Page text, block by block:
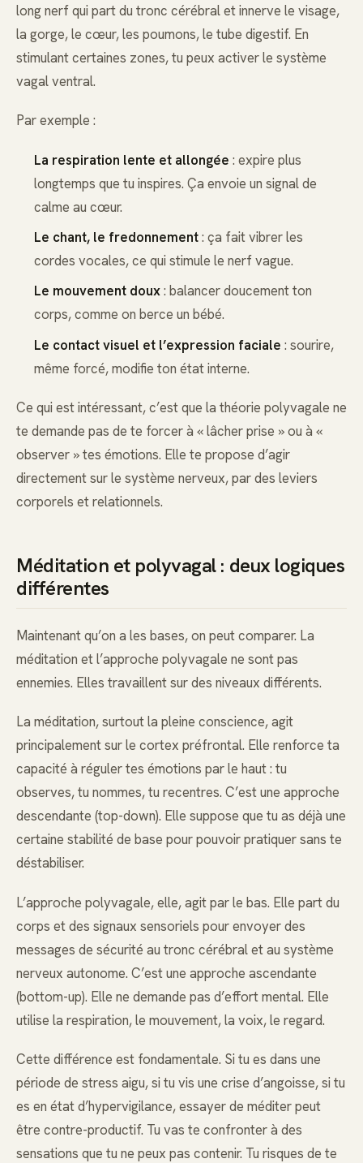
long nerf qui part du tronc cérébral et innerve le visage,
la gorge, le cœur, les poumons, le tube digestif. En
stimulant certaines zones, tu peux activer le système
vagal ventral.
Par exemple :
La respiration lente et allongée : expire plus
longtemps que tu inspires. Ça envoie un signal de
calme au cœur.
Le chant, le fredonnement: ça fait vibrer les
cordes vocales, ce qui stimule le nerf vague.
Le mouvement doux: balancer doucement ton
corps, comme on berce un bébé.
Le contact visuel et l’expression faciale : sourire,
même forcé, modifie ton état interne.
Ce qui est intéressant, c’est que la théorie polyvagale ne
te demande pas de te forcer à « lâcher prise » ou à «
observer » tes émotions. Elle te propose d’agir
directement sur le système nerveux, par des leviers
corporels et relationnels.
Méditation et polyvagal : deux logiques
différentes
Maintenant qu’on a les bases, on peut comparer. La
méditation et l’approche polyvagale ne sont pas
ennemies. Elles travaillent sur des niveaux différents.
La méditation, surtout la pleine conscience, agit
principalement sur le cortex préfrontal. Elle renforce ta
capacité à réguler tes émotions par le haut : tu
observes, tu nommes, tu recentres. C’est une approche
descendante (top-down). Elle suppose que tu as déjà une
certaine stabilité de base pour pouvoir pratiquer sans te
déstabiliser.
L’approche polyvagale, elle, agit par le bas. Elle part du
corps et des signaux sensoriels pour envoyer des
messages de sécurité au tronc cérébral et au système
nerveux autonome. C’est une approche ascendante
(bottom-up). Elle ne demande pas d’effort mental. Elle
utilise la respiration, le mouvement, la voix, le regard.
Cette différence est fondamentale. Si tu es dans une
période de stress aigu, si tu vis une crise d’angoisse, si tu
es en état d’hypervigilance, essayer de méditer peut
être contre-productif. Tu vas te confronter à des
sensations que tu ne peux pas contenir. Tu risques de te